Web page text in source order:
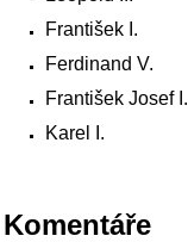
František I.
Ferdinand V.
František Josef I.
Karel I.
Komentáře